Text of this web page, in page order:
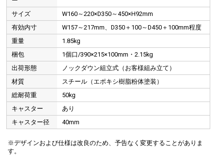
サイズ
W160～220×D350～450×H92mm
有効内寸
W157～217mm、D350＋100～D450＋100mm程度
重量
1.85kg
梱包
1個口/390×215×100mm・2.15kg
出荷形態
ノックダウン組立式（お客様組み立て）
材質
スチール（エポキシ樹脂粉体塗装）
総耐荷重
50kg
キャスター
あり
キャスター径
40mm
※デザインおよび仕様は改良のため、予告なく変更することがありま
す。